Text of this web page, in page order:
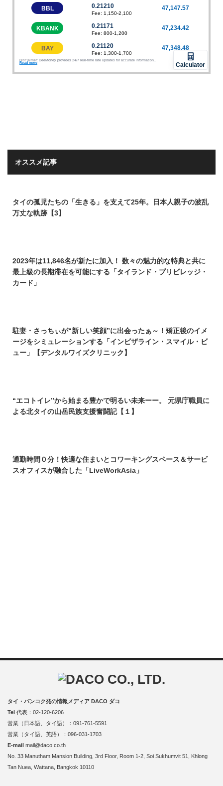
オススメ記事
タイの孤児たちの「生きる」を支えて25年。日本人親子の波乱
万丈な軌跡【3】
2023年は11,846名が新たに加入！ 数々の魅力的な特典と共に
最上級の長期滞在を可能にする「タイランド・プリビレッジ・
カード」
駐妻・さっちぃが“新しい笑顔”に出会ったぁ～！矯正後のイメ
ージをシミュレーションする「インビザライン・スマイル・ビ
ュー」【デンタルワイズクリニック】
“エコトイレ”から始まる豊かで明るい未来ーー。 元県庁職員に
よる北タイの山岳民族支援奮闘記【１】
通勤時間０分！快適な住まいとコワーキングスペース＆サービ
スオフィスが融合した「LiveWorkAsia」
タイ・バンコク発の情報メディア DACO ダコ
Tel 代表：02-120-6206
営業（日本語、タイ語）：091-761-5591
営業（タイ語、英語）：096-031-1703
E-mail mail@daco.co.th
No. 33 Manutham Mansion Building, 3rd Floor, Room 1-2, Soi Sukhumvit 51, Khlong
Tan Nuea, Wattana, Bangkok 10110